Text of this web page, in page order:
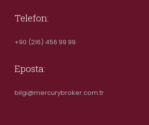
Telefon:
+90 (216) 456 99 99
Eposta:
bilgi@mercurybroker.com.tr